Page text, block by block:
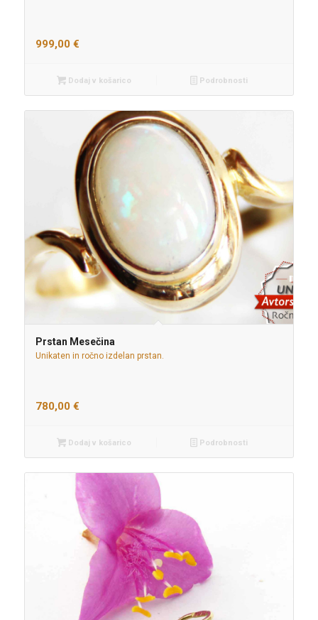
999,00 €
Dodaj v košarico Podrobnosti
Prstan Mesečina
Unikaten in ročno izdelan prstan.
780,00 €
Dodaj v košarico Podrobnosti